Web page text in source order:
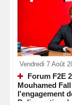
Vendredi 7 Août
Forum F2E
Mouhamed
l'engagement
Police nationale